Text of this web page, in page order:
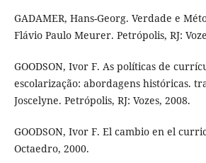
GADAMER, Hans-Georg. Verdade e
Flávio Paulo Meurer. Petrópolis, RJ:
GOODSON, Ivor F. As políticas de
escolarização: abordagens históricas.
Joscelyne. Petrópolis, RJ: Vozes, 2008.
GOODSON, Ivor F. El cambio en el
Octaedro, 2000.